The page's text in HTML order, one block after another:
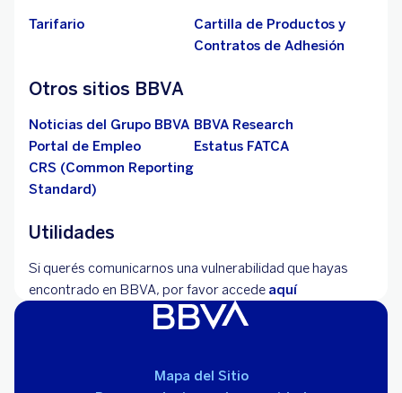
Tarifario
Cartilla de Productos y
Contratos de Adhesión
Otros sitios BBVA
Noticias del Grupo BBVA BBVA Research
Portal de Empleo
Estatus FATCA
CRS (Common Reporting
Standard)
Utilidades
Si querés comunicarnos una vulnerabilidad que hayas
encontrado en BBVA, por favor accede aquí
Mapa del Sitio